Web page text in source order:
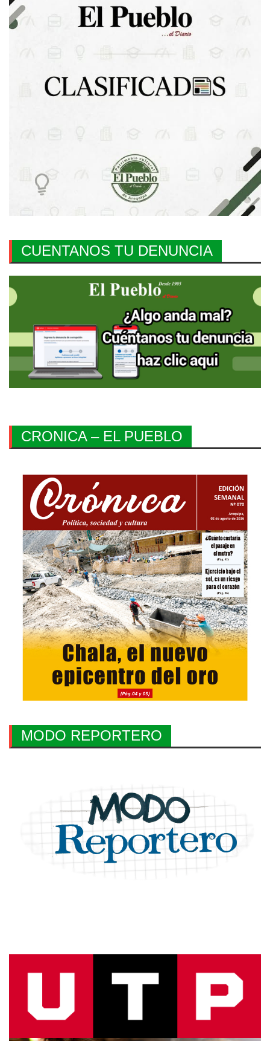
CUENTANOS TU DENUNCIA
CRONICA – EL PUEBLO
MODO REPORTERO